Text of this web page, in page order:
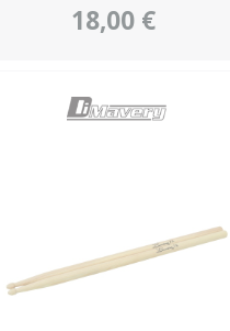
18,00 €